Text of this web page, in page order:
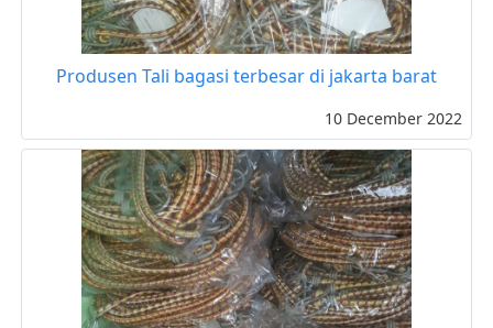
Produsen Tali bagasi terbesar di jakarta barat
10 December 2022